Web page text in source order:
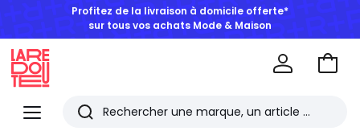
BONS PLANS | Jusqu'à -50% dès 2 articles*
Menu
Redoute
Rechercher
Aller